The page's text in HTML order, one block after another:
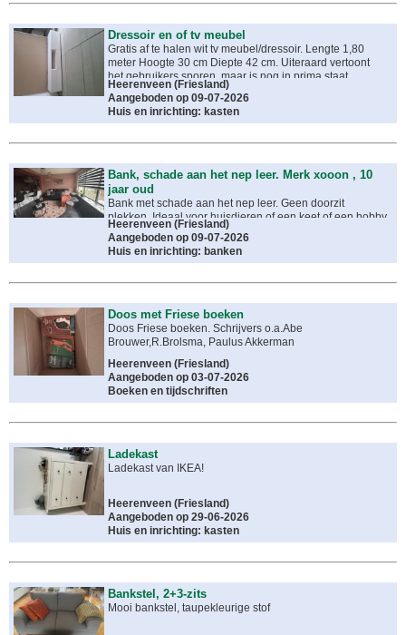
Dressoir en of tv meubel
Gratis af te halen wit tv meubel/dressoir. Lengte 1,80
meter Hoogte 30 cm Diepte 42 cm. Uiteraard vertoont
het gebruikers sporen, maar is nog in prima staat.
Heerenveen (Friesland)
Aangeboden op 09-07-2026
Huis en inrichting: kasten
Bank, schade aan het nep leer. Merk xooon , 10
jaar oud
Bank met schade aan het nep leer. Geen doorzit
plekken. Ideaal voor huisdieren of een keet of een hobby
project
Heerenveen (Friesland)
Aangeboden op 09-07-2026
Huis en inrichting: banken
Doos met Friese boeken
Doos Friese boeken. Schrijvers o.a.Abe
Brouwer,R.Brolsma, Paulus Akkerman
Heerenveen (Friesland)
Aangeboden op 03-07-2026
Boeken en tijdschriften
Ladekast
Ladekast van IKEA!
Heerenveen (Friesland)
Aangeboden op 29-06-2026
Huis en inrichting: kasten
Bankstel, 2+3-zits
Mooi bankstel, taupekleurige stof